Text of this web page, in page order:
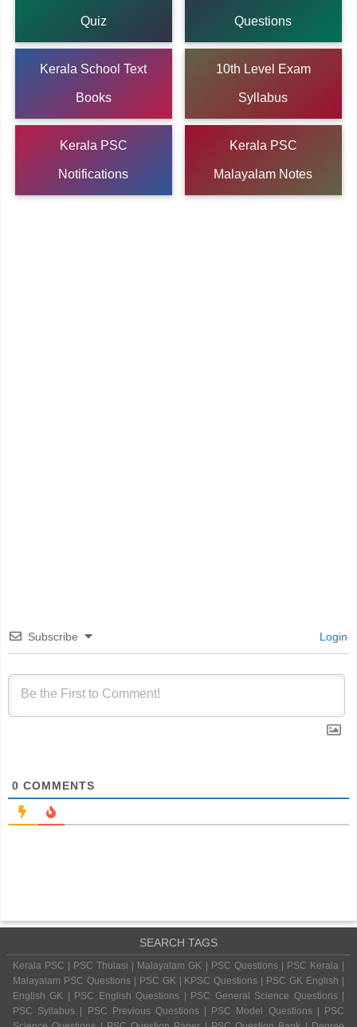
Quiz Questions
Kerala School Text
Books
10th Level Exam
Syllabus
Kerala PSC
Notifications
Kerala PSC
Malayalam Notes
Subscribe Login
0 COMMENTS
SEARCH TAGS
Kerala PSC | PSC Thulasi | Malayalam GK | PSC Questions | PSC Kerala |
Malayalam PSC Questions | PSC GK | KPSC Questions | PSC GK English |
English GK | PSC English Questions | PSC General Science Questions |
PSC Syllabus | PSC Previous Questions | PSC Model Questions | PSC